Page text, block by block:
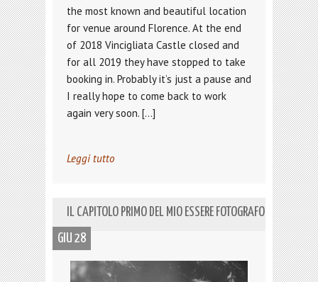
the most known and beautiful location
for venue around Florence. At the end
of 2018 Vincigliata Castle closed and
for all 2019 they have stopped to take
booking in. Probably it’s just a pause and
I really hope to come back to work
again very soon. […]
Leggi tutto
IL CAPITOLO PRIMO DEL MIO ESSERE FOTOGRAFO
GIU 28